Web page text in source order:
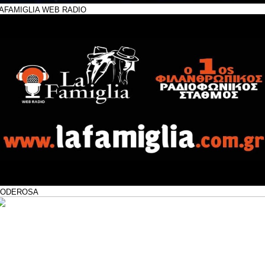
WEB RADIO